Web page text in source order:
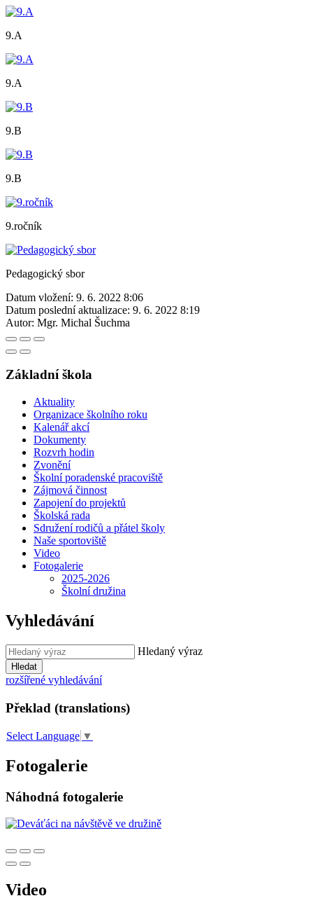
9.A
9.A
9.B
9.B
9.ročník
Pedagogický sbor
Datum vložení: 9. 6. 2022 8:06
Datum poslední aktualizace: 9. 6. 2022 8:19
Autor: Mgr. Michal Šuchma
Základní škola
Aktuality
Organizace školního roku
Kalenář akcí
Dokumenty
Rozvrh hodin
Zvonění
Školní poradenské pracoviště
Zájmová činnost
Zapojení do projektů
Školská rada
Sdružení rodičů a přátel školy
Naše sportoviště
Video
Fotogalerie
2025-2026
Školní družina
Vyhledávání
Hledaný výraz
Hledat
rozšířené vyhledávání
Překlad (translations)
Select Language ▼
Fotogalerie
Náhodná fotogalerie
Video